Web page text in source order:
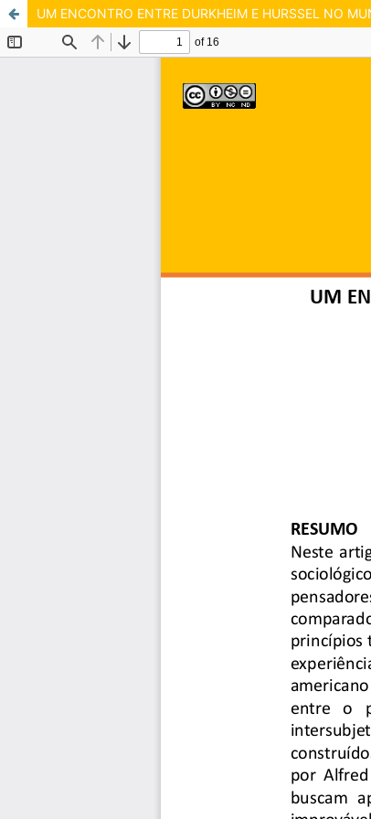
UM ENCONTRO ENTRE DURKHEIM E HURSSEL NO